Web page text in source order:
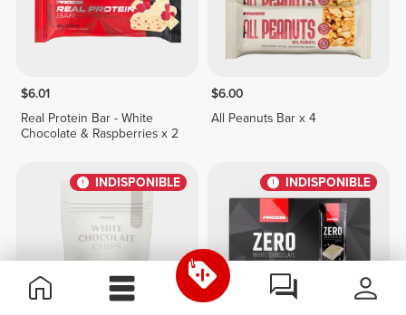
$6.01
Real Protein Bar - White
Chocolate & Raspberries x 2
$6.00
All Peanuts Bar x 4
INDISPONIBLE INDISPONIBLE